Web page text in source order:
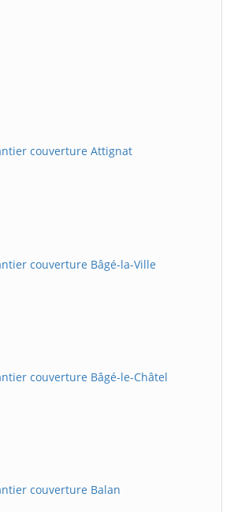
couverture Attignat
couverture Bâgé-la-Ville
couverture Bâgé-le-Châtel
couverture Balan